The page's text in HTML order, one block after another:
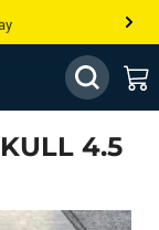
etc...
On s’aligne !
4.5